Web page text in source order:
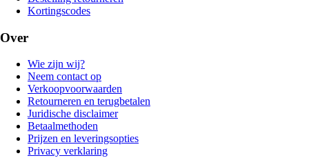
Kortingscodes
Over
Wie zijn wij?
Neem contact op
Verkoopvoorwaarden
Retourneren en terugbetalen
Juridische disclaimer
Betaalmethoden
Prijzen en leveringsopties
Privacy verklaring